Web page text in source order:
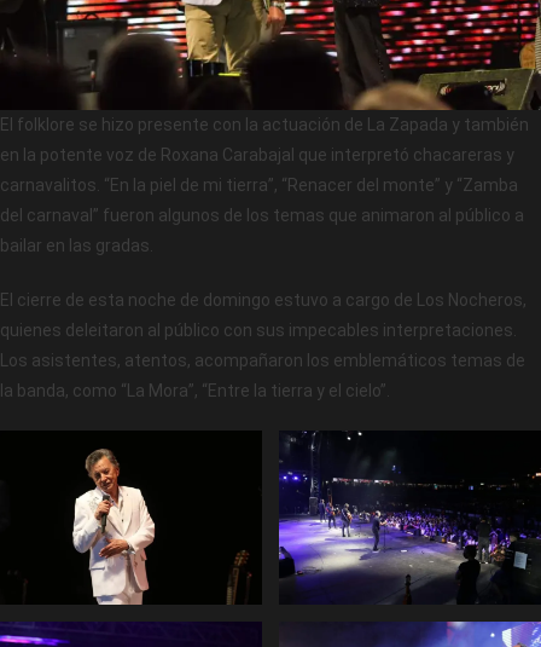
El folklore se hizo presente con la actuación de La Zapada y también
en la potente voz de Roxana Carabajal que interpretó chacareras y
carnavalitos. “En la piel de mi tierra”, “Renacer del monte” y “Zamba
del carnaval” fueron algunos de los temas que animaron al público a
bailar en las gradas.
El cierre de esta noche de domingo estuvo a cargo de Los Nocheros,
quienes deleitaron al público con sus impecables interpretaciones.
Los asistentes, atentos, acompañaron los emblemáticos temas de
la banda, como “La Mora”, “Entre la tierra y el cielo”.